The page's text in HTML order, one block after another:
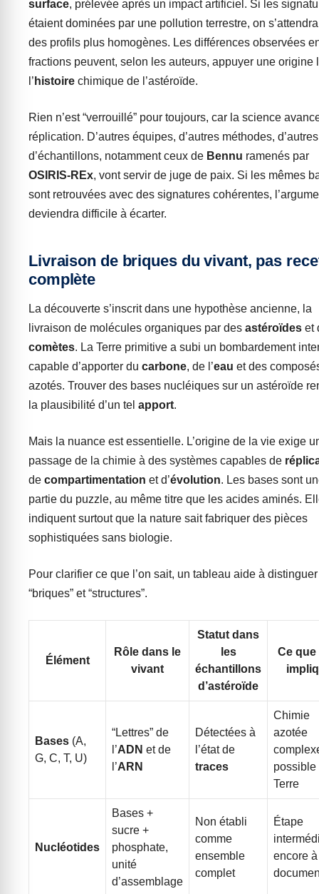
surface, prélevée après un impact artificiel. Si les
étaient dominées par une pollution terrestre, on
des profils plus homogènes. Les différences observées
fractions peuvent, selon les auteurs, appuyer une origine
l’ histoire chimique de l’astéroïde.
Rien n’est “verrouillé” pour toujours, car la science
réplication. D’autres équipes, d’autres méthodes,
d’échantillons, notamment ceux de Bennu ramenés par
OSIRIS-REx, vont servir de juge de paix. Si les mêmes
sont retrouvées avec des signatures cohérentes,
deviendra difficile à écarter.
Livraison de briques du vivant, pas
complète
La découverte s’inscrit dans une hypothèse ancienne, la
livraison de molécules organiques par des astéroïdes et
comètes. La Terre primitive a subi un bombardement
capable d’apporter du carbone, de l’eau et des
azotés. Trouver des bases nucléiques sur un astéroïde
la plausibilité d’un tel apport.
Mais la nuance est essentielle. L’origine de la vie exige
passage de la chimie à des systèmes capables de
de compartimentation et d’évolution. Les bases sont
partie du puzzle, au même titre que les acides aminés.
indiquent surtout que la nature sait fabriquer des pièces
sophistiquées sans biologie.
Pour clarifier ce que l’on sait, un tableau aide à distinguer
“briques” et “structures”.
Élément
Rôle dans le
vivant
Statut dans
les
échantillons
d’astéroïde
Ce que
Bases (A,
G, C, T, U)
“Lettres” de
l’ADN et de
l’ARN
Détectées à
l’état de
traces
Chimie
azotée
possible
Terre
Nucléotides
Bases +
sucre +
phosphate,
unité
d’assemblage
Non établi
comme
ensemble
complet
Étape
encore à